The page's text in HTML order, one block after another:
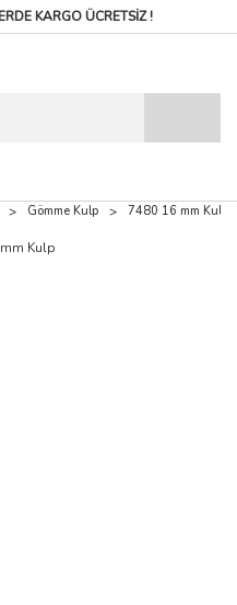
KARGO ÜCRETSİZ !
Gömme Kulp 7480 16 mm Kulp